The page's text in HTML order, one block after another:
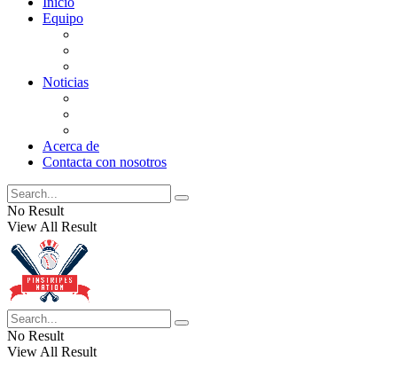
Equipo
Noticias
Acerca de
Contacta con nosotros
No Result
View All Result
No Result
View All Result